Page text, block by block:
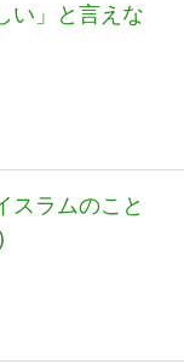
い」と言えな
スラムのこと